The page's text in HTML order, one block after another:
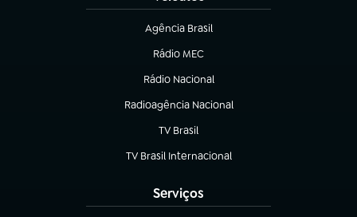
Agência Brasil
(abre em nova aba)
Rádio MEC
Rádio Nacional
(abre em nova aba)
Radioagência Nacional
(abre em nova aba)
TV Brasil
(abre em nova aba)
TV Brasil Internacional
(abre em nova aba)
Serviços